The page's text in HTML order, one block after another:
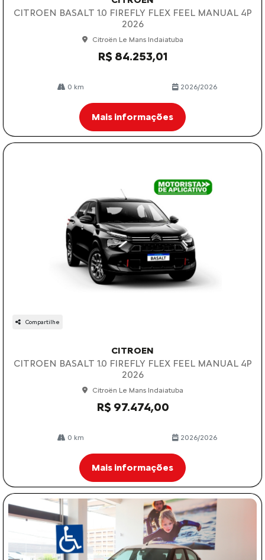
CITROEN BASALT 1.0 FIREFLY FLEX FEEL MANUAL 4P
2026
Citroën Le Mans Indaiatuba
R$ 84.253,01
0 km 2026/2026
Mais informações
Compartilhe
CITROEN
CITROEN BASALT 1.0 FIREFLY FLEX FEEL MANUAL 4P
2026
Citroën Le Mans Indaiatuba
R$ 97.474,00
0 km 2026/2026
Mais informações